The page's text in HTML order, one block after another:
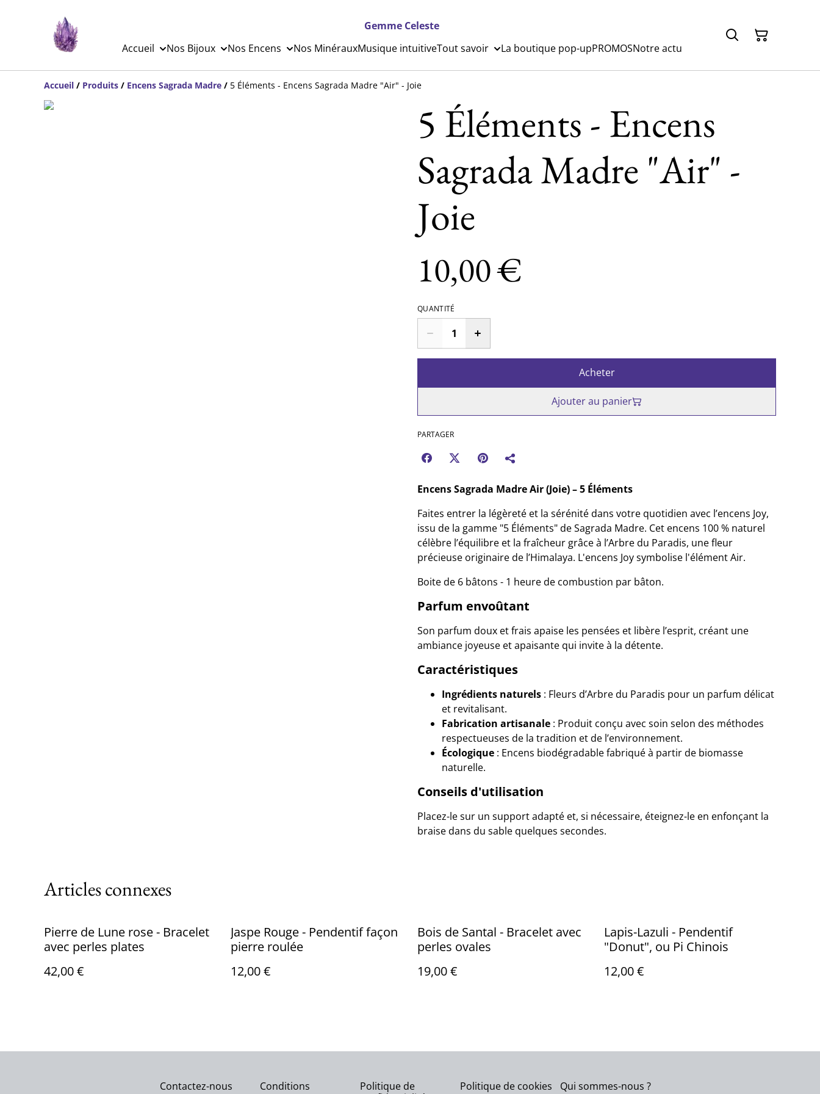
Gemme Celeste
Accueil
Nos Bijoux Nos Encens Nos MinérauxMusique intuitiveTout savoir La boutique pop-upPROMOSNotre actu
Accueil / Produits / Encens Sagrada Madre / 5 Éléments - Encens Sagrada Madre "Air" - Joie
5 Éléments - Encens
Sagrada Madre "Air" -
Joie
10,00 €
QUANTITÉ
Acheter
Ajouter au panier
PARTAGER
Encens Sagrada Madre Air (Joie) – 5 Éléments
Faites entrer la légèreté et la sérénité dans votre quotidien avec l’encens Joy,
issu de la gamme "5 Éléments" de Sagrada Madre. Cet encens 100 % naturel
célèbre l’équilibre et la fraîcheur grâce à l’Arbre du Paradis, une fleur
précieuse originaire de l’Himalaya. L'encens Joy symbolise l'élément Air.
Boite de 6 bâtons - 1 heure de combustion par bâton.
Parfum envoûtant
Son parfum doux et frais apaise les pensées et libère l’esprit, créant une
ambiance joyeuse et apaisante qui invite à la détente.
Caractéristiques
Ingrédients naturels : Fleurs d’Arbre du Paradis pour un parfum délicat
et revitalisant.
Fabrication artisanale : Produit conçu avec soin selon des méthodes
respectueuses de la tradition et de l’environnement.
Écologique : Encens biodégradable fabriqué à partir de biomasse
naturelle.
Conseils d'utilisation
Placez-le sur un support adapté et, si nécessaire, éteignez-le en enfonçant la
braise dans du sable quelques secondes.
Articles connexes
Pierre de Lune rose - Bracelet
avec perles plates
42,00 €
Jaspe Rouge - Pendentif façon
pierre roulée
12,00 €
Bois de Santal - Bracelet avec
perles ovales
19,00 €
Lapis-Lazuli - Pendentif
"Donut", ou Pi Chinois
12,00 €
Contactez-nous Conditions
Politique de
Politique de cookies Qui sommes-nous ?